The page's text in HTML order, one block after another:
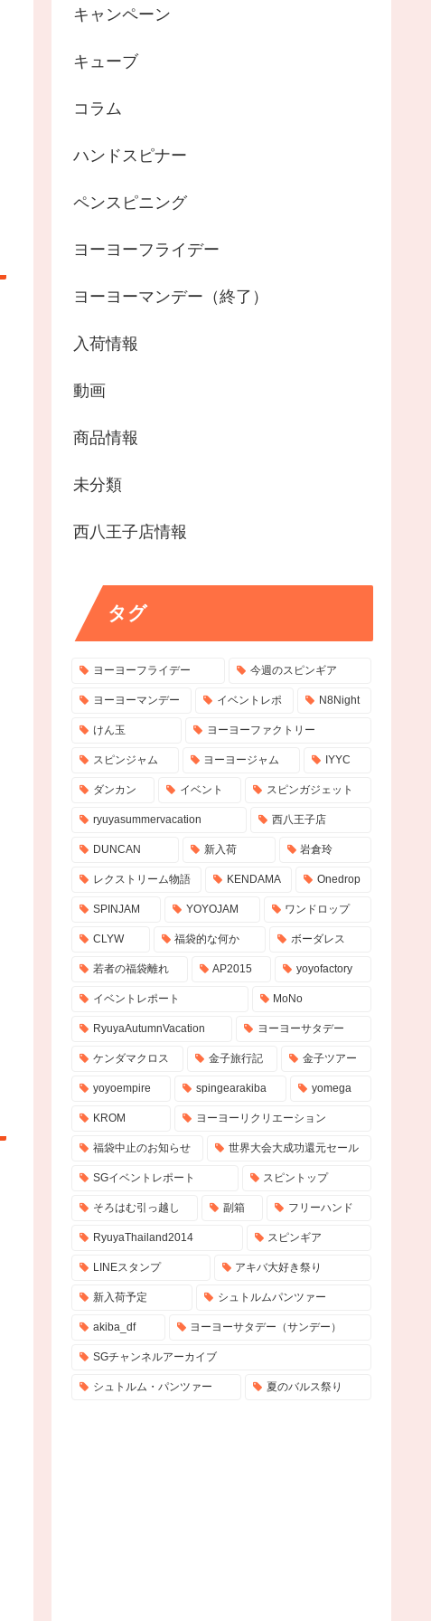
キャンペーン
キューブ
コラム
ハンドスピナー
ペンスピニング
ヨーヨーフライデー
ヨーヨーマンデー（終了）
入荷情報
動画
商品情報
未分類
西八王子店情報
タグ
ヨーヨーフライデー 今週のスピンギア
ヨーヨーマンデー イベントレポ N8Night
けん玉 ヨーヨーファクトリー
スピンジャム ヨーヨージャム IYYC
ダンカン イベント スピンガジェット
ryuyasummervacation 西八王子店
DUNCAN 新入荷 岩倉玲
レクストリーム物語 KENDAMA Onedrop
SPINJAM YOYOJAM ワンドロップ
CLYW 福袋的な何か ボーダレス
若者の福袋離れ AP2015 yoyofactory
イベントレポート MoNo
RyuyaAutumnVacation ヨーヨーサタデー
ケンダマクロス 金子旅行記 金子ツアー
yoyoempire spingearakiba yomega
KROM ヨーヨーリクリエーション
福袋中止のお知らせ 世界大会大成功還元セール
SGイベントレポート スピントップ
そろはむ引っ越し 副箱 フリーハンド
RyuyaThailand2014 スピンギア
LINEスタンプ アキバ大好き祭り
新入荷予定 シュトルムパンツァー
akiba_df ヨーヨーサタデー（サンデー）
SGチャンネルアーカイブ
シュトルム・パンツァー 夏のバルス祭り